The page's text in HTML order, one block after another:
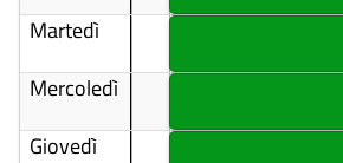
Martedì
Mercoledì
Giovedì